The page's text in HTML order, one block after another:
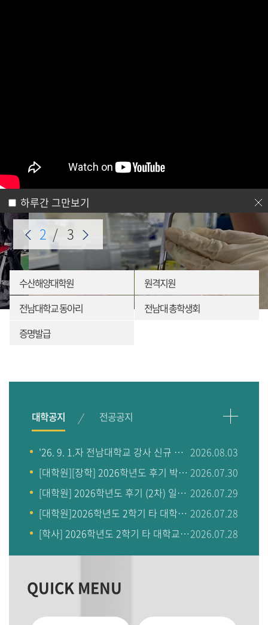
2 / 3
해양융합과학과
CHONNAM NATIONAL UNIVERSITY
수산해양대학원
원격지원
전남대학교 동아리
전남대 총학생회
증명발급
'26. 9. 1.자 전남대학교 강사 신규 공개채용(2차) 분야 인원 확정 및 채용계획 안내 2026.08.03
[대학원][장학] 2026학년도 후기 박사 도약 장학 추가 선발 계획 안내 2026.07.30
[대학원] 2026학년도 후기 (2차) 일반대학원 입학전형 시험장소 및 유의사 2026.07.29
[대학원]2026학년도 2학기 타 대학교(중앙대) 교류수학 안내 2026.07.28
[학사] 2026학년도 2학기 타 대학교(한양대) 교류수학 안내2026.07.28
QUICK MENU
하루간 그만보기